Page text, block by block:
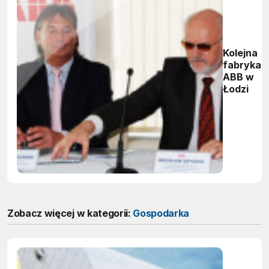
Kolejna
fabryka
ABB w
Łodzi
Zobacz więcej w kategorii: Gospodarka